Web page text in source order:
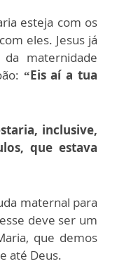
esteja com os
eles. Jesus já
maternidade
“Eis aí a tua
inclusive,
que estava
maternal para
deve ser um
que demos
até Deus.